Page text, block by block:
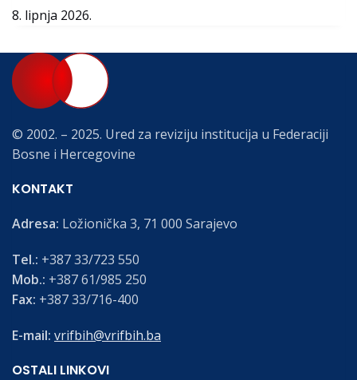
8. lipnja 2026.
© 2002. – 2025. Ured za reviziju institucija u Federaciji
Bosne i Hercegovine
KONTAKT
Adresa: Ložionička 3, 71 000 Sarajevo
Tel.: +387 33/723 550
Mob.: +387 61/985 250
Fax: +387 33/716-400
E-mail: vrifbih@vrifbih.ba
OSTALI LINKOVI